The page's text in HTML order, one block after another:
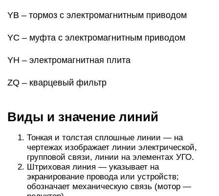
Штриховая линия — указывает на
экранирование провода или устройств;
редуктор).
предназначается для выделения групп из
частей устройства, либо систему управления.
Штрихпунктирная с двумя точками — линия
важных элементов. Указывает на удаленный от
устройства объект, связанный с системой
Сетевые соединительные линии показывают
полностью, но согласно стандартам, их
допускается обрывать, если они являются
помехой для нормального понимания схемы.